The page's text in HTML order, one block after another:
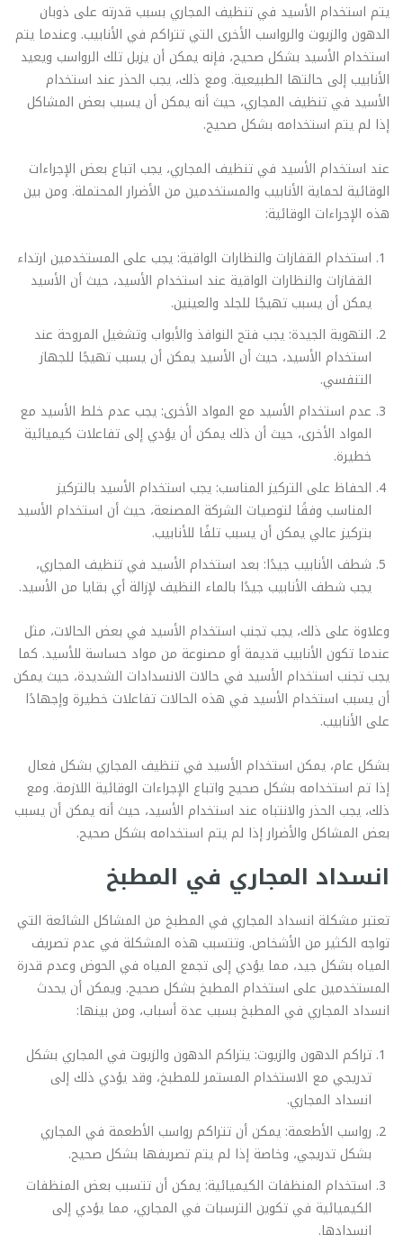
يتم استخدام الأسيد في تنظيف المجاري بسبب قدرته على ذوبان
الدهون والزيوت والرواسب الأخرى التي تتراكم في الأنابيب. وعندما يتم
استخدام الأسيد بشكل صحيح، فإنه يمكن أن يزيل تلك الرواسب ويعيد
الأنابيب إلى حالتها الطبيعية. ومع ذلك، يجب الحذر عند استخدام
الأسيد في تنظيف المجاري، حيث أنه يمكن أن يسبب بعض المشاكل
إذا لم يتم استخدامه بشكل صحيح.
عند استخدام الأسيد في تنظيف المجاري، يجب اتباع بعض الإجراءات
الوقائية لحماية الأنابيب والمستخدمين من الأضرار المحتملة. ومن بين
هذه الإجراءات الوقائية:
استخدام القفازات والنظارات الواقية: يجب على المستخدمين ارتداء
القفازات والنظارات الواقية عند استخدام الأسيد، حيث أن الأسيد
يمكن أن يسبب تهيجًا للجلد والعينين.
التهوية الجيدة: يجب فتح النوافذ والأبواب وتشغيل المروحة عند
استخدام الأسيد، حيث أن الأسيد يمكن أن يسبب تهيجًا للجهاز
التنفسي.
عدم استخدام الأسيد مع المواد الأخرى: يجب عدم خلط الأسيد مع
المواد الأخرى، حيث أن ذلك يمكن أن يؤدي إلى تفاعلات كيميائية
خطيرة.
الحفاظ على التركيز المناسب: يجب استخدام الأسيد بالتركيز
المناسب وفقًا لتوصيات الشركة المصنعة، حيث أن استخدام الأسيد
بتركيز عالي يمكن أن يسبب تلفًا للأنابيب.
شطف الأنابيب جيدًا: بعد استخدام الأسيد في تنظيف المجاري،
يجب شطف الأنابيب جيدًا بالماء النظيف لإزالة أي بقايا من الأسيد.
وعلاوة على ذلك، يجب تجنب استخدام الأسيد في بعض الحالات، مثل
عندما تكون الأنابيب قديمة أو مصنوعة من مواد حساسة للأسيد. كما
يجب تجنب استخدام الأسيد في حالات الانسدادات الشديدة، حيث يمكن
أن يسبب استخدام الأسيد في هذه الحالات تفاعلات خطيرة وإجهادًا
على الأنابيب.
بشكل عام، يمكن استخدام الأسيد في تنظيف المجاري بشكل فعال
إذا تم استخدامه بشكل صحيح واتباع الإجراءات الوقائية اللازمة. ومع
ذلك، يجب الحذر والانتباه عند استخدام الأسيد، حيث أنه يمكن أن يسبب
بعض المشاكل والأضرار إذا لم يتم استخدامه بشكل صحيح.
انسداد المجاري في المطبخ
تعتبر مشكلة انسداد المجاري في المطبخ من المشاكل الشائعة التي
تواجه الكثير من الأشخاص. وتتسبب هذه المشكلة في عدم تصريف
المياه بشكل جيد، مما يؤدي إلى تجمع المياه في الحوض وعدم قدرة
المستخدمين على استخدام المطبخ بشكل صحيح. ويمكن أن يحدث
انسداد المجاري في المطبخ بسبب عدة أسباب، ومن بينها:
تراكم الدهون والزيوت: يتراكم الدهون والزيوت في المجاري بشكل
تدريجي مع الاستخدام المستمر للمطبخ، وقد يؤدي ذلك إلى
انسداد المجاري.
رواسب الأطعمة: يمكن أن تتراكم رواسب الأطعمة في المجاري
بشكل تدريجي، وخاصة إذا لم يتم تصريفها بشكل صحيح.
استخدام المنظفات الكيميائية: يمكن أن تتسبب بعض المنظفات
الكيميائية في تكوين الترسبات في المجاري، مما يؤدي إلى
انسدادها.